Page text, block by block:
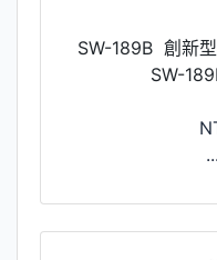
SW-189B 創新
SW-